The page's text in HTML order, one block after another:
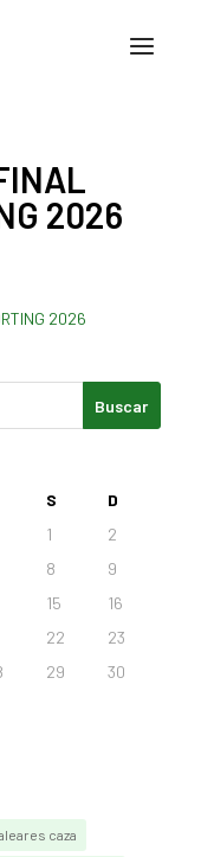
2026
2026
S
D
1
2
8
9
15
16
22
23
29
30
caza